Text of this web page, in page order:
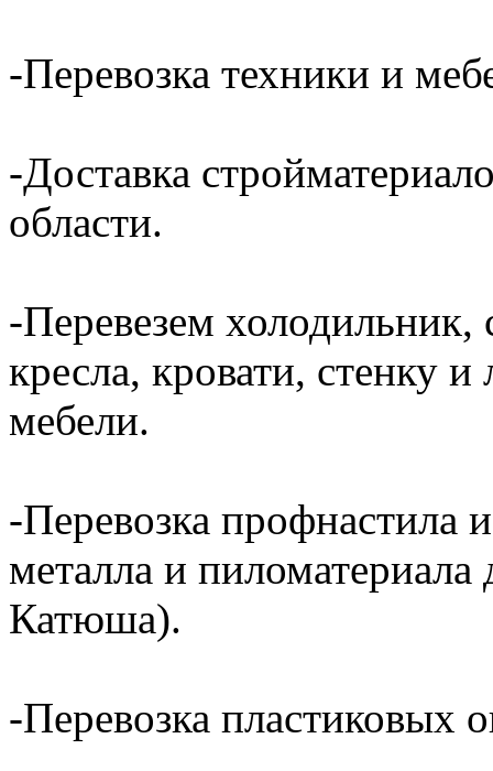
-Перевозка техники и
-Доставка
области.
-Перевезем
кресла, кровати, стенку
мебели.
-Перевозка профнастила
металла и
Катюша).
-Перевозка пластиковых